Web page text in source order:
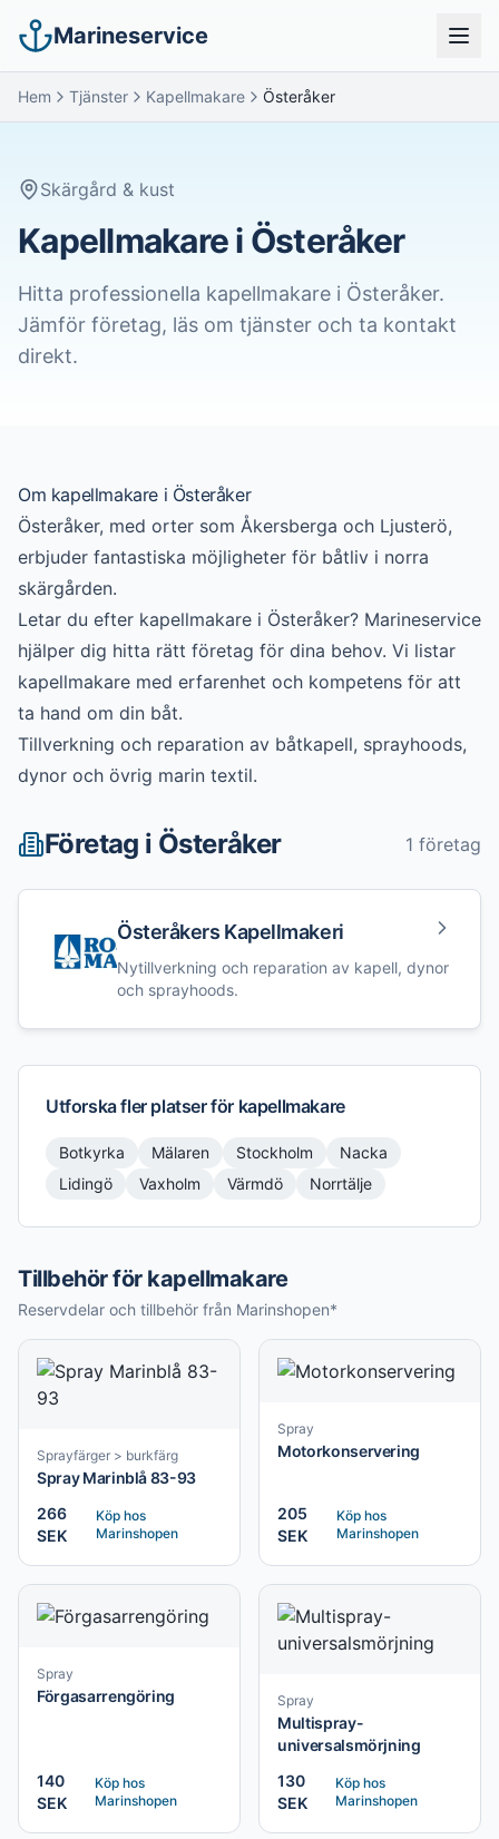
Marineservice
Hem Tjänster Kapellmakare Österåker
Skärgård & kust
Kapellmakare i Österåker
Hitta professionella kapellmakare i Österåker.
Jämför företag, läs om tjänster och ta kontakt
direkt.
Om kapellmakare i Österåker
Österåker, med orter som Åkersberga och Ljusterö,
erbjuder fantastiska möjligheter för båtliv i norra
skärgården.
Letar du efter kapellmakare i Österåker? Marineservice
hjälper dig hitta rätt företag för dina behov. Vi listar
kapellmakare med erfarenhet och kompetens för att
ta hand om din båt.
Tillverkning och reparation av båtkapell, sprayhoods,
dynor och övrig marin textil.
Företag i Österåker 1 företag
Österåkers Kapellmakeri
Nytillverkning och reparation av kapell, dynor
och sprayhoods.
Utforska fler platser för kapellmakare
Botkyrka Mälaren Stockholm
Nacka
Lidingö
Vaxholm Värmdö Norrtälje
Tillbehör för kapellmakare
Reservdelar och tillbehör från Marinshopen*
Sprayfärger > burkfärg
Spray Marinblå 83-93
266
SEK
Köp hos
Marinshopen
Spray
Motorkonservering
205
SEK
Köp hos
Marinshopen
Spray
Förgasarrengöring
140
SEK
Köp hos
Marinshopen
Spray
Multispray-
universalsmörjning
130
SEK
Köp hos
Marinshopen